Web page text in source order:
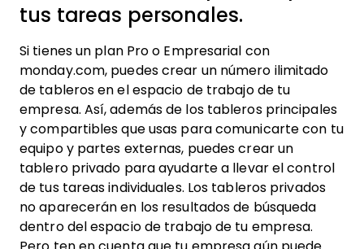
tus tareas personales.
Si tienes un plan Pro o Empresarial con
monday.com, puedes crear un número ilimitado
de tableros en el espacio de trabajo de tu
empresa. Así, además de los tableros principales
y compartibles que usas para comunicarte con tu
equipo y partes externas, puedes crear un
tablero privado para ayudarte a llevar el control
de tus tareas individuales. Los tableros privados
no aparecerán en los resultados de búsqueda
dentro del espacio de trabajo de tu empresa.
Pero ten en cuenta que tu empresa aún puede